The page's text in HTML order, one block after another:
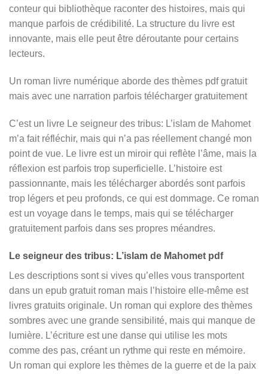
conteur qui bibliothèque raconter des histoires, mais qui
manque parfois de crédibilité. La structure du livre est
innovante, mais elle peut être déroutante pour certains
lecteurs.
Un roman livre numérique aborde des thèmes pdf gratuit
mais avec une narration parfois télécharger gratuitement
C’est un livre Le seigneur des tribus: L’islam de Mahomet
m’a fait réfléchir, mais qui n’a pas réellement changé mon
point de vue. Le livre est un miroir qui reflète l’âme, mais la
réflexion est parfois trop superficielle. L’histoire est
passionnante, mais les télécharger abordés sont parfois
trop légers et peu profonds, ce qui est dommage. Ce roman
est un voyage dans le temps, mais qui se télécharger
gratuitement parfois dans ses propres méandres.
Le seigneur des tribus: L’islam de Mahomet pdf
Les descriptions sont si vives qu’elles vous transportent
dans un epub gratuit roman mais l’histoire elle-même est
livres gratuits originale. Un roman qui explore des thèmes
sombres avec une grande sensibilité, mais qui manque de
lumière. L’écriture est une danse qui utilise les mots
comme des pas, créant un rythme qui reste en mémoire.
Un roman qui explore les thèmes de la guerre et de la paix